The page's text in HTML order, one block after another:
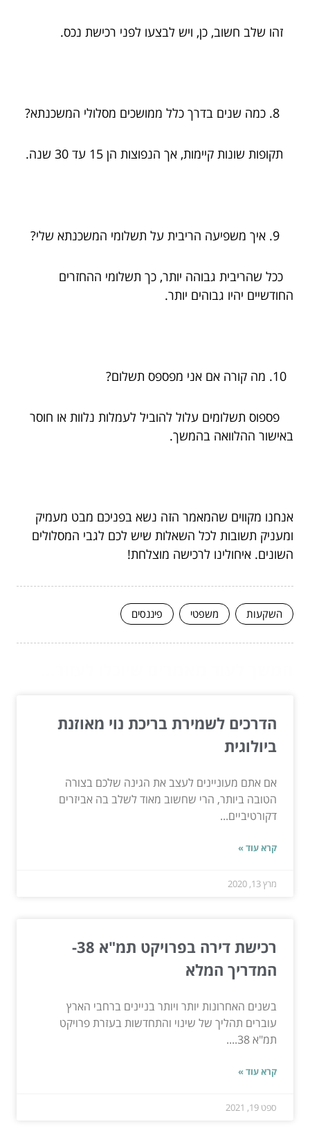
זהו שלב חשוב, כן, ויש לבצעו לפני רכישת נכס.
כמה שנים בדרך כלל ממושכים מסלולי המשכנתא?
תקופות שונות קיימות, אך הנפוצות הן 15 עד 30 שנה.
איך משפיעה הריבית על תשלומי המשכנתא שלי?
ככל שהריבית גבוהה יותר, כך תשלומי ההחזרים
החודשיים יהיו גבוהים יותר.
מה קורה אם אני מפספס תשלום?
פספוס תשלומים עלול להוביל לעמלות נלוות או חוסר
באישור ההלוואה בהמשך.
אנחנו מקווים שהמאמר הזה נשא בפניכם מבט מעמיק
ומעניק תשובות לכל השאלות שיש לכם לגבי המסלולים
השונים. איחולינו לרכישה מוצלחת!
השקעות משפטי פיננסים
הדרכים לשמירת בריכת נוי מאוזנת
ביולוגית
אם אתם מעוניינים לעצב את הגינה שלכם בצורה
הטובה ביותר, הרי שחשוב מאוד לשלב בה אביזרים
דקורטיביים...
קרא עוד »
מרץ 13, 2020
רכישת דירה בפרויקט תמ"א 38-
המדריך המלא
בשנים האחרונות יותר ויותר בניינים ברחבי הארץ
עוברים תהליך של שינוי והתחדשות בעזרת פרויקט
תמ"א 38....
קרא עוד »
ספט 19, 2021